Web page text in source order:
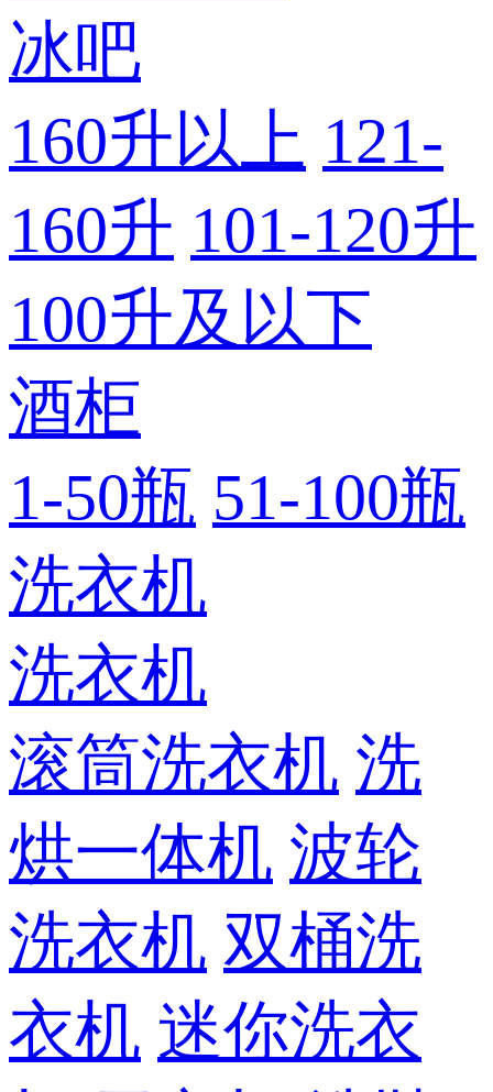
冰吧
160升以上 121-
160升 101-120升
100升及以下
酒柜
1-50瓶 51-100瓶
洗衣机
洗衣机
滚筒洗衣机 洗
烘一体机 波轮
洗衣机 双桶洗
衣机 迷你洗衣